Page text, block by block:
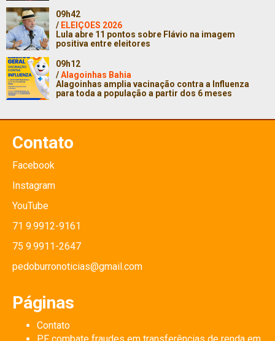
09h42
/ ELEIÇOES 2026
Lula abre 11 pontos sobre Flávio na imagem
positiva entre eleitores
09h12
/Alagoinhas Bahia
Alagoinhas amplia vacinação contra a Influenza
para toda a população a partir dos 6 meses
Contato
Facebook
Instagram
YouTube
71 9.9912-9161
75 9.9911-2647
pedoburronoticias@gmail.com
Páginas
Contato